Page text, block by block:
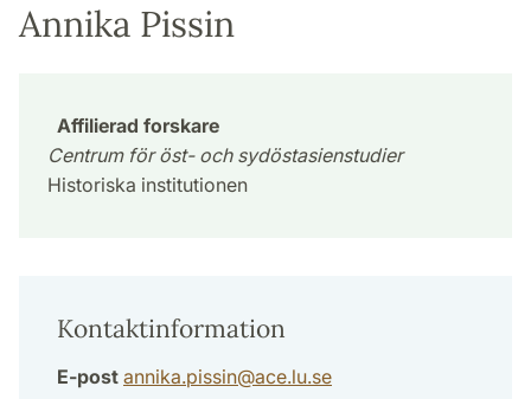
Annika Pissin
Affilierad forskare
Centrum för öst- och sydöstasienstudier
Historiska institutionen
Kontaktinformation
E-post annika.pissin@ace.lu.se